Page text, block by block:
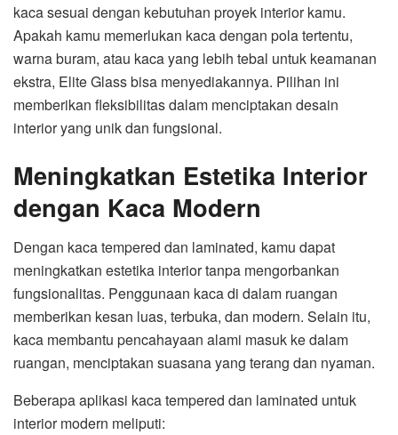
kaca sesuai dengan kebutuhan proyek interior kamu.
Apakah kamu memerlukan kaca dengan pola tertentu,
warna buram, atau kaca yang lebih tebal untuk keamanan
ekstra, Elite Glass bisa menyediakannya. Pilihan ini
memberikan fleksibilitas dalam menciptakan desain
interior yang unik dan fungsional.
Meningkatkan Estetika Interior
dengan Kaca Modern
Dengan kaca tempered dan laminated, kamu dapat
meningkatkan estetika interior tanpa mengorbankan
fungsionalitas. Penggunaan kaca di dalam ruangan
memberikan kesan luas, terbuka, dan modern. Selain itu,
kaca membantu pencahayaan alami masuk ke dalam
ruangan, menciptakan suasana yang terang dan nyaman.
Beberapa aplikasi kaca tempered dan laminated untuk
interior modern meliputi: